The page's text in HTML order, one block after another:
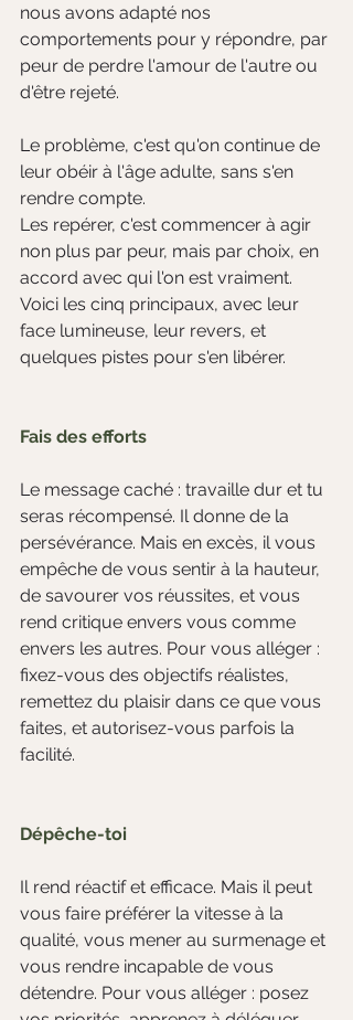
nous avons adapté nos
comportements pour y répondre, par
peur de perdre l'amour de l'autre ou
d'être rejeté.
Le problème, c'est qu'on continue de
leur obéir à l'âge adulte, sans s'en
rendre compte.
Les repérer, c'est commencer à agir
non plus par peur, mais par choix, en
accord avec qui l'on est vraiment.
Voici les cinq principaux, avec leur
face lumineuse, leur revers, et
quelques pistes pour s'en libérer.
Fais des efforts
Le message caché : travaille dur et tu
seras récompensé. Il donne de la
persévérance. Mais en excès, il vous
empêche de vous sentir à la hauteur,
de savourer vos réussites, et vous
rend critique envers vous comme
envers les autres. Pour vous alléger :
fixez-vous des objectifs réalistes,
remettez du plaisir dans ce que vous
faites, et autorisez-vous parfois la
facilité.
Dépêche-toi
Il rend réactif et efficace. Mais il peut
vous faire préférer la vitesse à la
qualité, vous mener au surmenage et
vous rendre incapable de vous
détendre. Pour vous alléger : posez